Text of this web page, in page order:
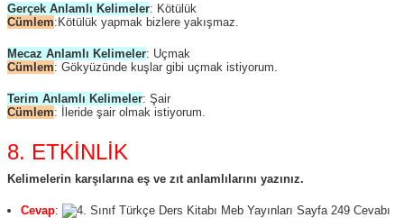
Gerçek Anlamlı Kelimeler: Kötülük
Cümlem:Kötülük yapmak bizlere yakışmaz.
Mecaz Anlamlı Kelimeler: Uçmak
Cümlem: Gökyüzünde kuşlar gibi uçmak istiyorum.
Terim Anlamlı Kelimeler: Şair
Cümlem: İleride şair olmak istiyorum.
8. ETKİNLİK
Kelimelerin karşılarına eş ve zıt anlamlılarını yazınız.
Cevap: